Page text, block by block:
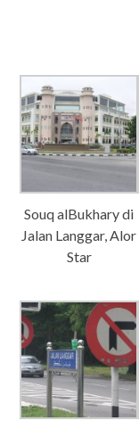
Souq alBukhary di
Jalan Langgar, Alor
Star